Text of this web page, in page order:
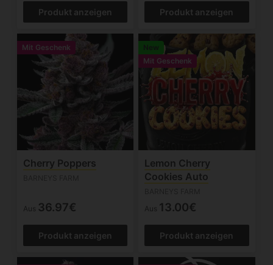
Produkt anzeigen Produkt anzeigen
Mit Geschenk
Cherry Poppers
Aus 36.97€
Produkt anzeigen
New
Mit Geschenk
Lemon Cherry
Cookies Auto
Aus 13.00€
Produkt anzeigen